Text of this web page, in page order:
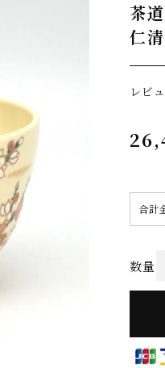
茶
仁
レビ
合計